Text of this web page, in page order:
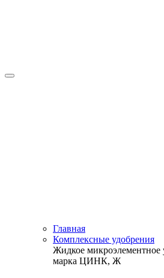
Главная
Комплексные удобрения
Жидкое
марка ЦИНК, Ж